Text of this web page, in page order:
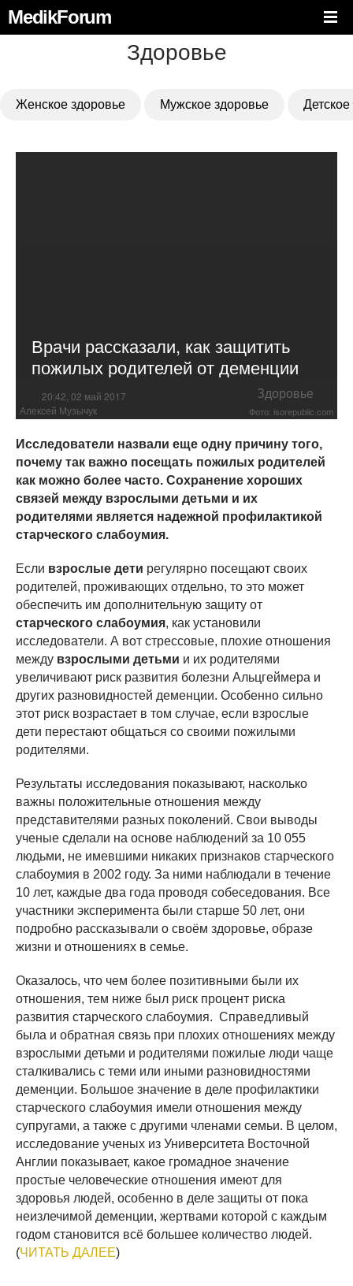
MedikForum
Здоровье
Женское здоровье Мужское здоровье
Врачи рассказали, как защитить
пожилых родителей от деменции
20:42, 02 май 2017 Здоровье
Алексей Музычук Фото: isorepublic.com
Исследователи назвали еще одну причину того,
почему так важно посещать пожилых родителей
как можно более часто. Сохранение хороших
связей между взрослыми детьми и их
родителями является надежной профилактикой
старческого слабоумия.
Если взрослые дети регулярно посещают своих
родителей, проживающих отдельно, то это может
обеспечить им дополнительную защиту от
старческого слабоумия, как установили
исследователи. А вот стрессовые, плохие отношения
между взрослыми детьми и их родителями
увеличивают риск развития болезни Альцгеймера и
других разновидностей деменции. Особенно сильно
этот риск возрастает в том случае, если взрослые
дети перестают общаться со своими пожилыми
родителями.
Результаты исследования показывают, насколько
важны положительные отношения между
представителями разных поколений. Свои выводы
ученые сделали на основе наблюдений за 10 055
людьми, не имевшими никаких признаков старческого
слабоумия в 2002 году. За ними наблюдали в течение
10 лет, каждые два года проводя собеседования. Все
участники эксперимента были старше 50 лет, они
подробно рассказывали о своём здоровье, образе
жизни и отношениях в семье.
Оказалось, что чем более позитивными были их
отношения, тем ниже был риск процент риска
развития старческого слабоумия. Справедливый
была и обратная связь при плохих отношениях между
взрослыми детьми и родителями пожилые люди чаще
сталкивались с теми или иными разновидностями
деменции. Большое значение в деле профилактики
старческого слабоумия имели отношения между
супругами, а также с другими членами семьи. В целом,
исследование ученых из Университета Восточной
Англии показывает, какое громадное значение
простые человеческие отношения имеют для
здоровья людей, особенно в деле защиты от пока
неизлечимой деменции, жертвами которой с каждым
годом становится всё большее количество людей.
(ЧИТАТЬ ДАЛЕЕ)